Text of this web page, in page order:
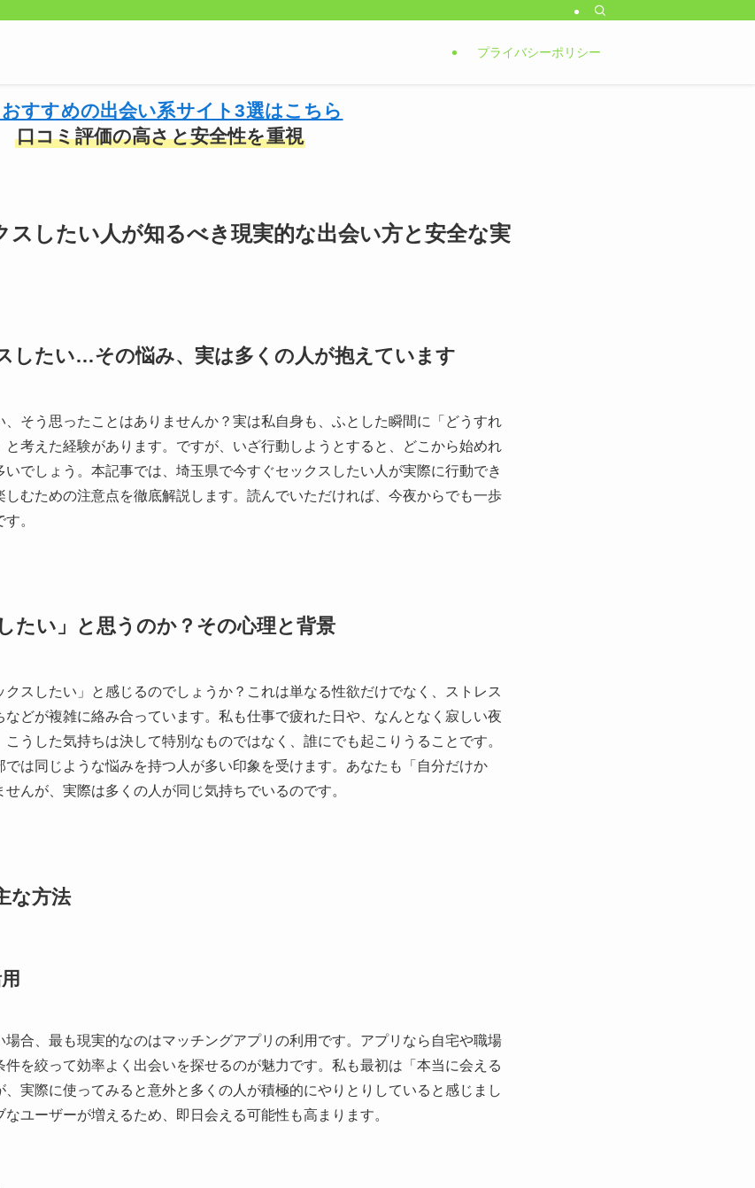
プライバシーポリシー
すすめの出会い系サイト3選はこちら
口コミ評価の高さと安全性を重視
スしたい人が知るべき現実的な出会い方と安全な実
したい…その悩み、実は多くの人が抱えています
そう思ったことはありませんか？実は私自身も、ふとした瞬間に「どうすれ
考えた経験があります。ですが、いざ行動しようとすると、どこから始めれ
でしょう。本記事では、埼玉県で今すぐセックスしたい人が実際に行動でき
しむための注意点を徹底解説します。読んでいただければ、今夜からでも一歩
。
たい」と思うのか？その心理と背景
クスしたい」と感じるのでしょうか？これは単なる性欲だけでなく、ストレス
どが複雑に絡み合っています。私も仕事で疲れた日や、なんとなく寂しい夜
うした気持ちは決して特別なものではなく、誰にでも起こりうることです。
は同じような悩みを持つ人が多い印象を受けます。あなたも「自分だけか
んが、実際は多くの人が同じ気持ちでいるのです。
な方法
合、最も現実的なのはマッチングアプリの利用です。アプリなら自宅や職場
を絞って効率よく出会いを探せるのが魅力です。私も最初は「本当に会える
実際に使ってみると意外と多くの人が積極的にやりとりしていると感じまし
ユーザーが増えるため、即日会える可能性も高まります。